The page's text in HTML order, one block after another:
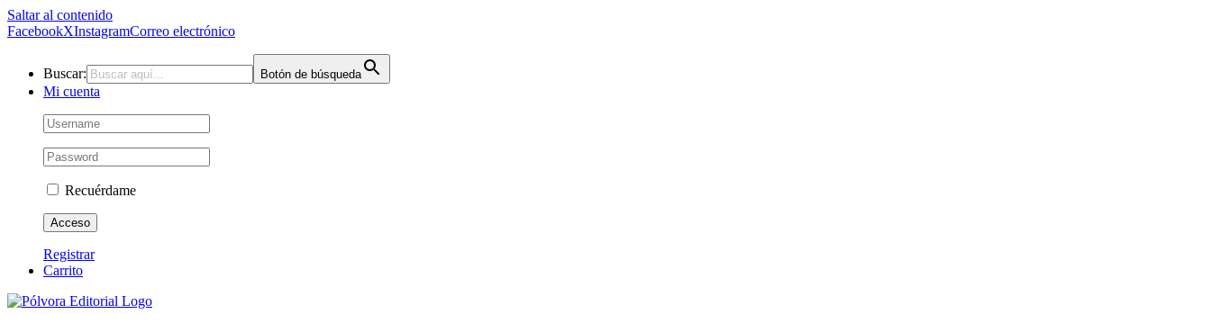
Saltar al contenido
FacebookXInstagramCorreo electrónico
Buscar: Botón de búsqueda
Mi cuenta
Recuérdame
Registrar
Carrito